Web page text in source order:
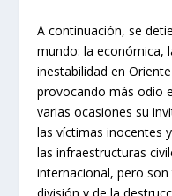
A continuación, se
mundo: la económica,
inestabilidad en
provocando más odio
varias ocasiones su
las víctimas inocentes
las infraestructuras
internacional, pero